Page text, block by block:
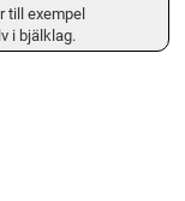
till exempel
i bjälklag.